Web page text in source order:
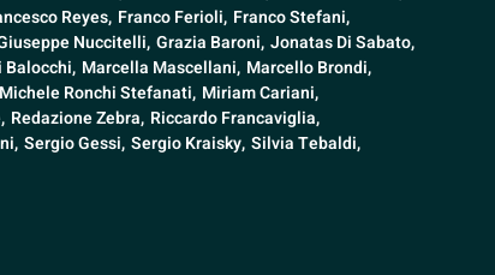
Reyes, Franco Ferioli, Franco Stefani,
Nuccitelli, Grazia Baroni, Jonatas Di Sabato,
Balocchi, Marcella Mascellani, Marcello Brondi,
Michele Ronchi Stefanati, Miriam Cariani,
Redazione Zebra, Riccardo Francaviglia,
Sergio Gessi, Sergio Kraisky, Silvia Tebaldi,